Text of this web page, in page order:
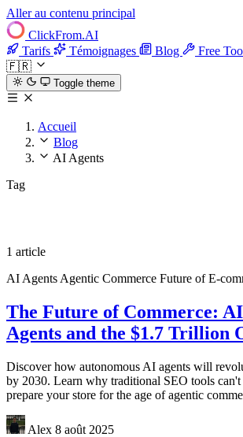
Aller au contenu principal
ClickFrom.AI
Tarifs
Témoignages Blog Free
🇫🇷
Toggle theme
Accueil
Blog
AI Agents
Tag
1 article
AI Agents Agentic Commerce Future of E-
The Future of Commerce:
Agents and the $1.7 Trillion
Discover how autonomous AI agents will
by 2030. Learn why traditional SEO tools
prepare your store for the age of agentic
Alex 8 août 2025